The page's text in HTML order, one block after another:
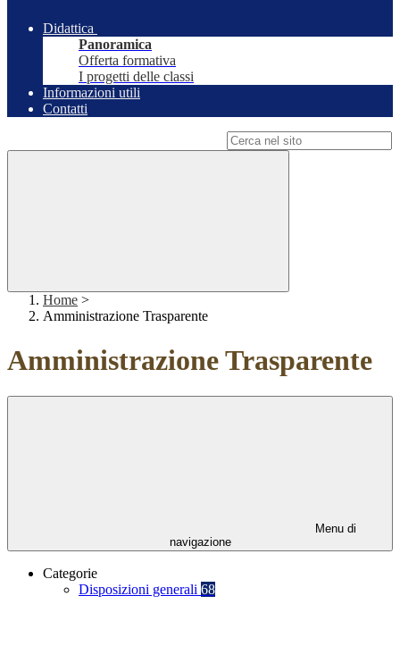
Didattica
Panoramica
Offerta formativa
I progetti delle classi
Informazioni utili
Contatti
Home >
Amministrazione Trasparente
Amministrazione Trasparente
Menu di
navigazione
Categorie
Disposizioni generali 68